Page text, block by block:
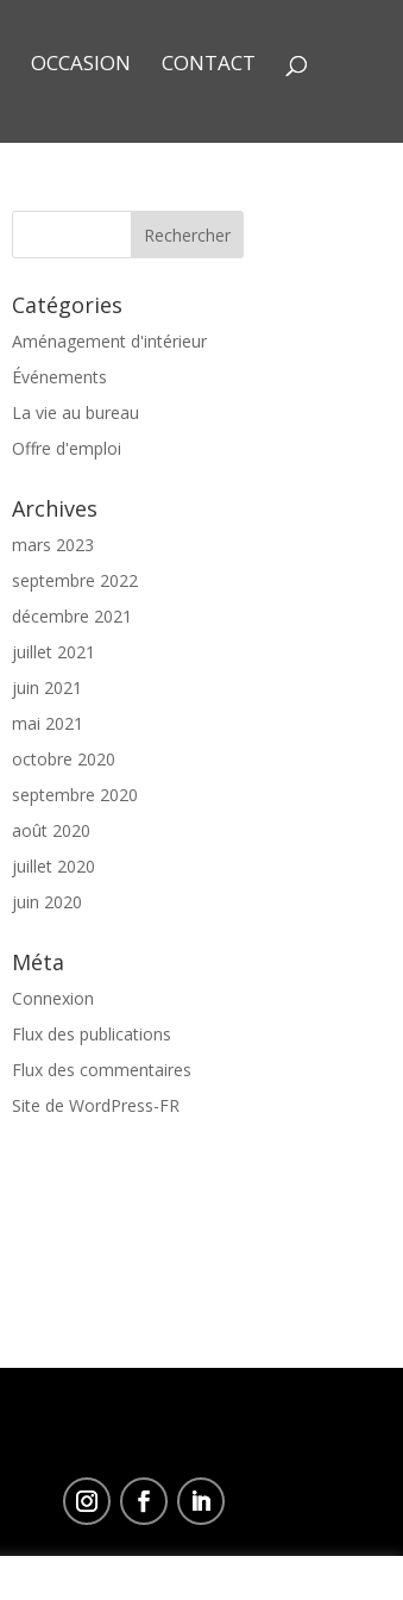
OCCASION CONTACT
Catégories
Aménagement d'intérieur
Événements
La vie au bureau
Offre d'emploi
Archives
mars 2023
septembre 2022
décembre 2021
juillet 2021
juin 2021
mai 2021
octobre 2020
septembre 2020
août 2020
juillet 2020
juin 2020
Méta
Connexion
Flux des publications
Flux des commentaires
Site de WordPress-FR